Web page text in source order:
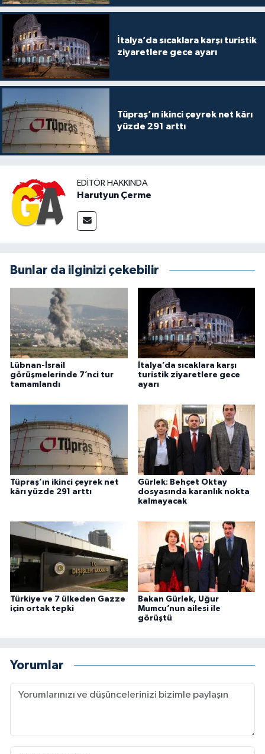
İtalya’da sıcaklara karşı turistik
ziyaretlere gece ayarı
Tüpraş’ın ikinci çeyrek net kârı
yüzde 291 arttı
EDITÖR HAKKINDA
Harutyun Çerme
Bunlar da ilginizi çekebilir
Lübnan-İsrail
görüşmelerinde 7’nci tur
tamamlandı
İtalya’da sıcaklara karşı
turistik ziyaretlere gece
ayarı
Tüpraş’ın ikinci çeyrek net
kârı yüzde 291 arttı
Gürlek: Behçet Oktay
dosyasında karanlık nokta
kalmayacak
Türkiye ve 7 ülkeden Gazze
için ortak tepki
Bakan Gürlek, Uğur
Mumcu’nun ailesi ile
görüştü
Yorumlar